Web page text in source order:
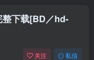
整下载[BD／hd-
关注 私信